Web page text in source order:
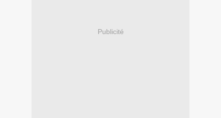
Publicité